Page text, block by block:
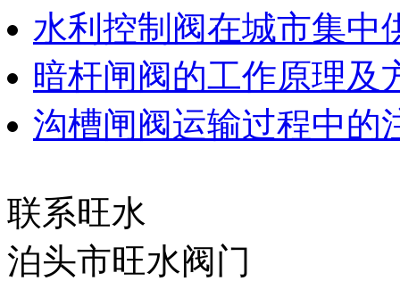
水利控制阀在城市集中
暗杆闸阀的工作原理及
沟槽闸阀运输过程中的
联系旺水
泊头市旺水阀门